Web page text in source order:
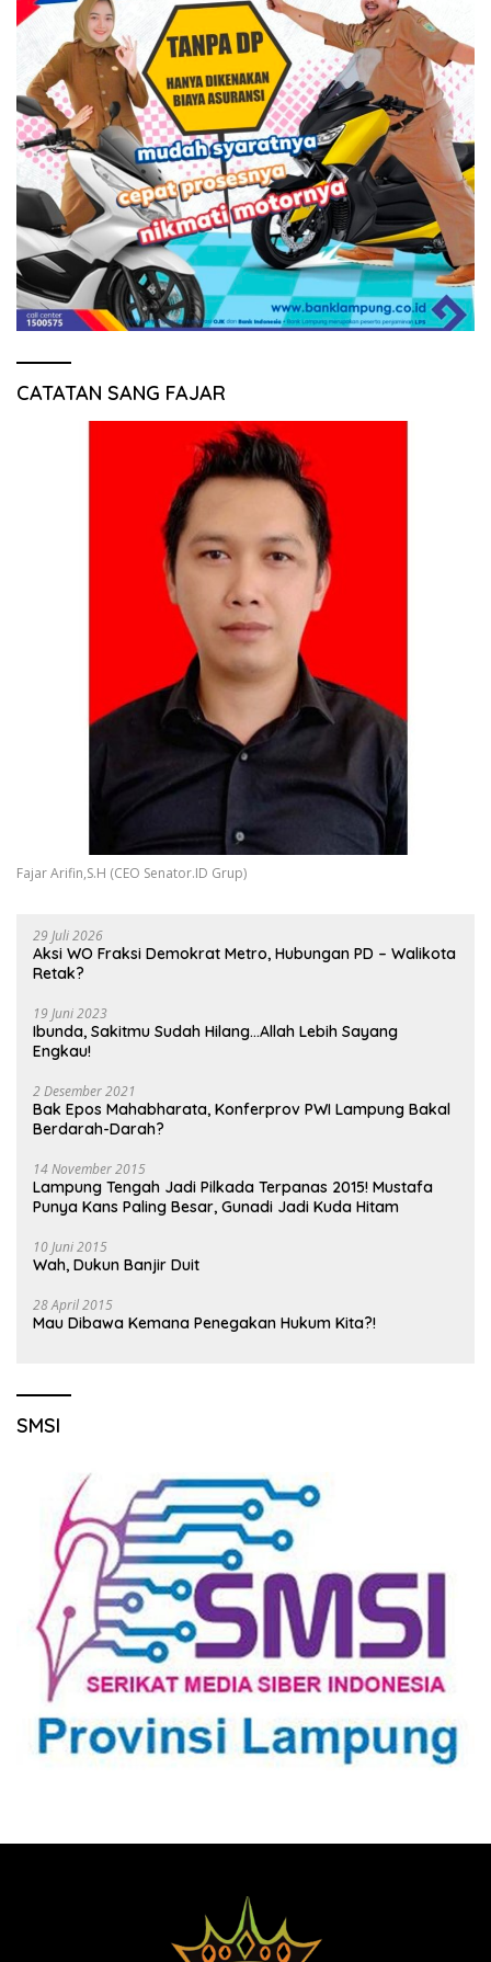
CATATAN SANG FAJAR
Fajar Arifin,S.H (CEO Senator.ID Grup)
29 Juli 2026
Aksi WO Fraksi Demokrat Metro, Hubungan PD – Walikota
Retak?
19 Juni 2023
Ibunda, Sakitmu Sudah Hilang…Allah Lebih Sayang
Engkau!
2 Desember 2021
Bak Epos Mahabharata, Konferprov PWI Lampung Bakal
Berdarah-Darah?
14 November 2015
Lampung Tengah Jadi Pilkada Terpanas 2015! Mustafa
Punya Kans Paling Besar, Gunadi Jadi Kuda Hitam
10 Juni 2015
Wah, Dukun Banjir Duit
28 April 2015
Mau Dibawa Kemana Penegakan Hukum Kita?!
SMSI